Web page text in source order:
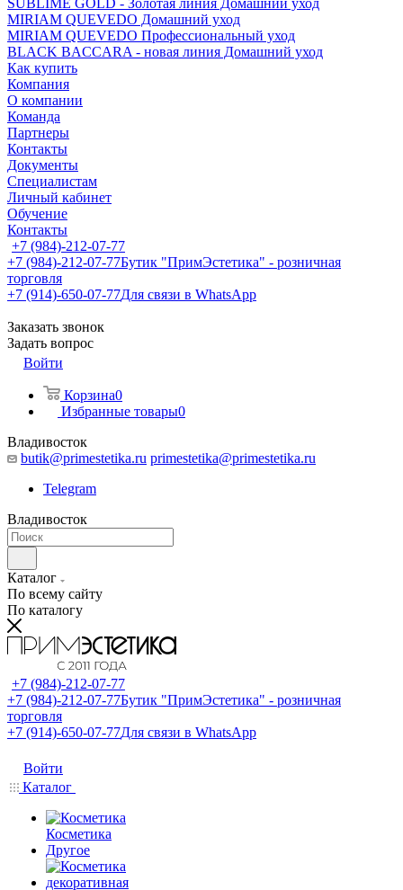
SUBLIME GOLD - Золотая линия Домашний уход
MIRIAM QUEVEDO Домашний уход
MIRIAM QUEVEDO Профессиональный уход
BLACK BACCARA - новая линия Домашний уход
Как купить
Компания
О компании
Команда
Партнеры
Контакты
Документы
Специалистам
Личный кабинет
Обучение
Контакты
+7 (984)-212-07-77
+7 (984)-212-07-77Бутик "ПримЭстетика" - розничная
торговля
+7 (914)-650-07-77Для связи в WhatsApp
Заказать звонок
Задать вопрос
Войти
Корзина0
Избранные товары0
Владивосток
butik@primestetika.ru primestetika@primestetika.ru
Telegram
Владивосток
Каталог
По всему сайту
По каталогу
+7 (984)-212-07-77
+7 (984)-212-07-77Бутик "ПримЭстетика" - розничная
торговля
+7 (914)-650-07-77Для связи в WhatsApp
Войти
Каталог
Косметика
Другое